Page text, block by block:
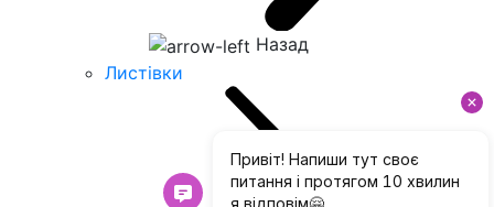
Назад
Листівки